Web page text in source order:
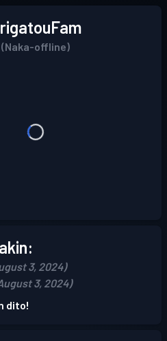
(Naka-offline)
3, 2024)
3, 2024)
dito!